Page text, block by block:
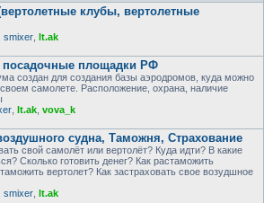
клубы, вертолетные
smixer lt.ak
площадки РФ
создан для создания базы аэродромов, куда можно
самолете. Расположение, охрана, наличие
lt.ak vova_k
судна, Таможня, Страхование
свой самолёт или вертолёт? Куда идти? В какие
Сколько готовить денег? Как растаможить
вертолет? Как застраховать свое возудшное
smixer lt.ak